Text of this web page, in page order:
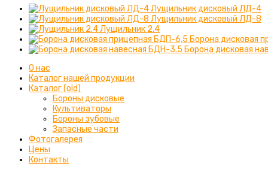
Лущильник дисковый ЛД-4
Лущильник дисковый ЛД-8
Лущильник 2.4
Борона дисковая
Борона дисковая
О нас
Каталог нашей продукции
Каталог (old)
Бороны дисковые
Культиваторы
Бороны зубовые
Запасные части
Фотогалерея
Цены
Контакты